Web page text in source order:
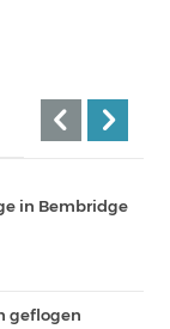
in Bembridge
geflogen